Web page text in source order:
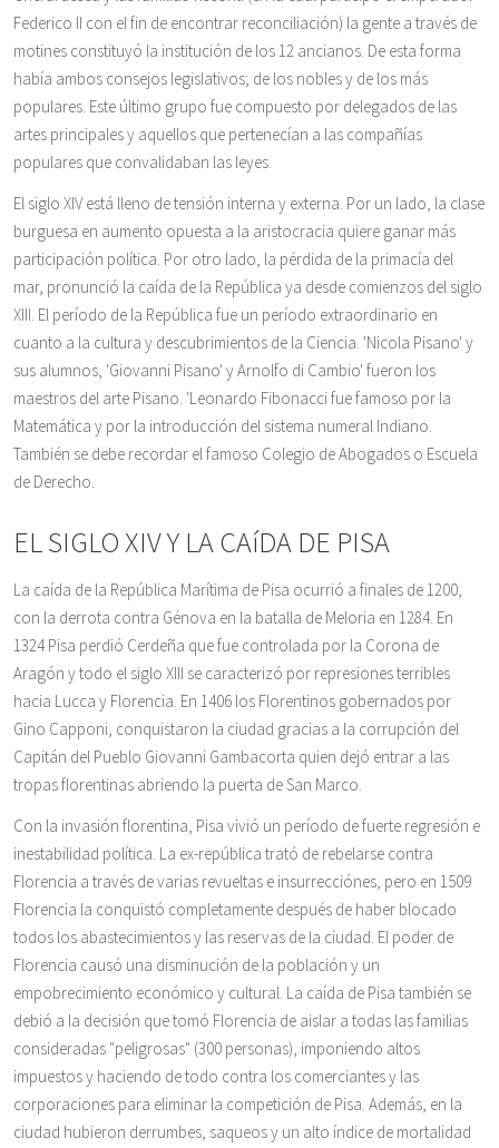
Federico II con el fin de encontrar reconciliación) la gente a través de
motines constituyó la institución de los 12 ancianos. De esta forma
había ambos consejos legislativos; de los nobles y de los más
populares. Este último grupo fue compuesto por delegados de las
artes principales y aquellos que pertenecían a las compañías
populares que convalidaban las leyes.
El siglo XIV está lleno de tensión interna y externa. Por un lado, la clase
burguesa en aumento opuesta a la aristocracia quiere ganar más
participación política. Por otro lado, la pérdida de la primacía del
mar, pronunció la caída de la República ya desde comienzos del siglo
XIII. El período de la República fue un período extraordinario en
cuanto a la cultura y descubrimientos de la Ciencia. 'Nicola Pisano' y
sus alumnos, 'Giovanni Pisano' y Arnolfo di Cambio' fueron los
maestros del arte Pisano. 'Leonardo Fibonacci fue famoso por la
Matemática y por la introducción del sistema numeral Indiano.
También se debe recordar el famoso Colegio de Abogados o Escuela
de Derecho.
EL SIGLO XIV Y LA CAíDA DE PISA
La caída de la República Marítima de Pisa ocurrió a finales de 1200,
con la derrota contra Génova en la batalla de Meloria en 1284. En
1324 Pisa perdió Cerdeña que fue controlada por la Corona de
Aragón y todo el siglo XIII se caracterizó por represiones terribles
hacia Lucca y Florencia. En 1406 los Florentinos gobernados por
Gino Capponi, conquistaron la ciudad gracias a la corrupción del
Capitán del Pueblo Giovanni Gambacorta quien dejó entrar a las
tropas florentinas abriendo la puerta de San Marco.
Con la invasión florentina, Pisa vivió un período de fuerte regresión e
inestabilidad política. La ex-república trató de rebelarse contra
Florencia a través de varias revueltas e insurrecciónes, pero en 1509
Florencia la conquistó completamente después de haber blocado
todos los abastecimientos y las reservas de la ciudad. El poder de
Florencia causó una disminución de la población y un
empobrecimiento económico y cultural. La caída de Pisa también se
debió a la decisión que tomó Florencia de aislar a todas las familias
consideradas "peligrosas" (300 personas), imponiendo altos
impuestos y haciendo de todo contra los comerciantes y las
corporaciones para eliminar la competición de Pisa. Además, en la
ciudad hubieron derrumbes, saqueos y un alto índice de mortalidad